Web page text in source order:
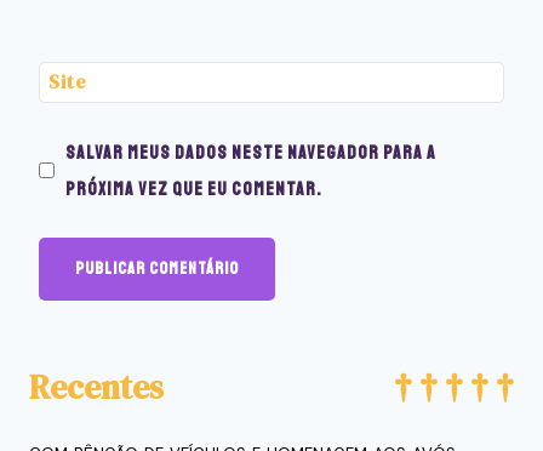
Site
Salvar meus dados neste navegador para a
próxima vez que eu comentar.
Recentes